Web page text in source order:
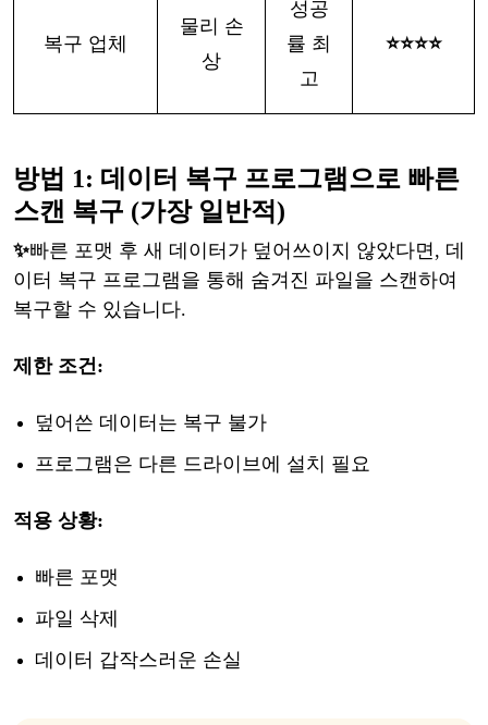
복구 업체
물리 손
상
성공
률 최
고
⭐⭐⭐⭐
방법 1: 데이터 복구 프로그램으로 빠른
스캔 복구 (가장 일반적)
✨빠른 포맷 후 새 데이터가 덮어쓰이지 않았다면 , 데
이터 복구 프로그램을 통해 숨겨진 파일을 스캔하여
복구할 수 있습니다.
제한 조건:
덮어쓴 데이터는 복구 불가
프로그램은 다른 드라이브에 설치 필요
적용 상황:
빠른 포맷
파일 삭제
데이터 갑작스러운 손실